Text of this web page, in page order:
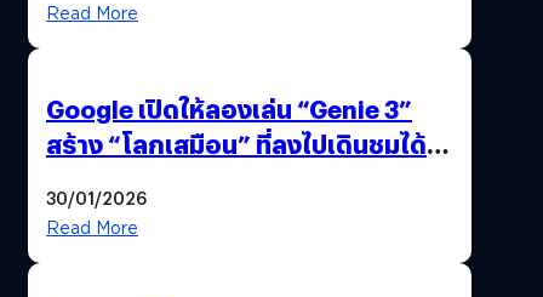
Read More
Google เปิดให้ลองเล่น “Genie 3”
สร้าง “โลกเสมือน” ที่ลงไปเดินชมได้
30/01/2026
Read More